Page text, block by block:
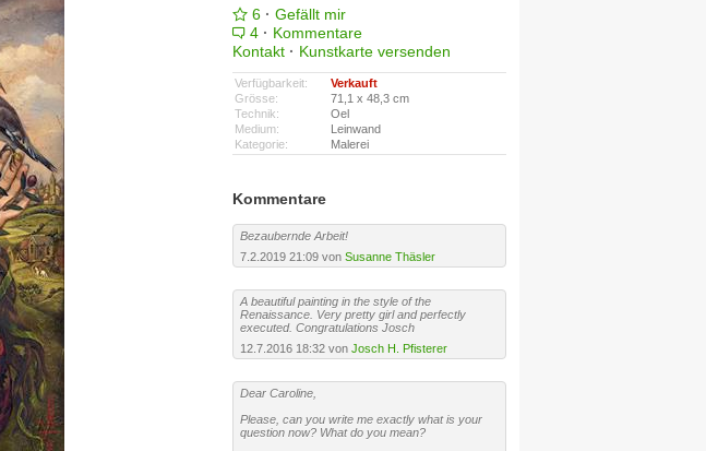
6 · Gefällt mir
4 · Kommentare
Kontakt · Kunstkarte versenden
Verfügbarkeit:
Verkauft
Grösse:
71,1 x 48,3 cm
Technik:
Oel
Medium:
Leinwand
Kategorie:
Malerei
Kommentare
Bezaubernde Arbeit!
7.2.2019 21:09 von Susanne Thäsler
A beautiful painting in the style of the
Renaissance. Very pretty girl and perfectly
executed. Congratulations Josch
12.7.2016 18:32 von Josch H. Pfisterer
Dear Caroline,
Please, can you write me exactly what is your
question now? What do you mean?